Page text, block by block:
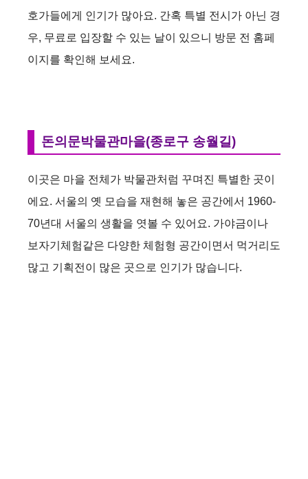
호가들에게 인기가 많아요. 간혹 특별 전시가 아닌 경
우, 무료로 입장할 수 있는 날이 있으니 방문 전 홈페
이지를 확인해 보세요.
돈의문박물관마을(종로구 송월길)
이곳은 마을 전체가 박물관처럼 꾸며진 특별한 곳이
에요. 서울의 옛 모습을 재현해 놓은 공간에서 1960-
70년대 서울의 생활을 엿볼 수 있어요. 가야금이나
보자기체험같은 다양한 체험형 공간이면서 먹거리도
많고 기획전이 많은 곳으로 인기가 많습니다.